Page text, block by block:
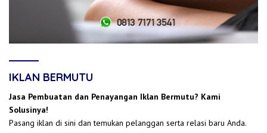
IKLAN BERMUTU
Jasa Pembuatan dan Penayangan Iklan Bermutu? Kami
Solusinya!
Pasang iklan di sini dan temukan pelanggan serta relasi baru Anda.